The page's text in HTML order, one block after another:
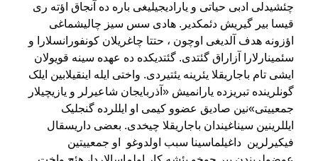
چئشیدلی ادبی حیاتی و یارادیجیلیغی باره ده آنجاق اؤته ری
قیسا بیر گیریش دئمکدیر. هادی سس سیز چالیشماغی
اؤزونه هدف آلدیغی اوچون ، حتتا چاغریلان کونفورانسلارا و
سئمینارلارا آزاراق گئتدی. گئتدیکده ده عهده سینه قویولان
ایشی تام باجاریقلا یئرینه یئتیردی. واختی ایله اینقیلابین ایلک
گونلرینده تبریزده یارانمیش «آذربایجان شاعیرلر و یازیچیلار
جمعییتی»نین صادیق عضوو کیمی او ایللرده گنجلیک
ایللرینین سیناغیندان باجاریقلا چیخدی. بعضی داریسقال
فیکیرلرین داغیلماسینا سبب اولدوغو او جمعییتین